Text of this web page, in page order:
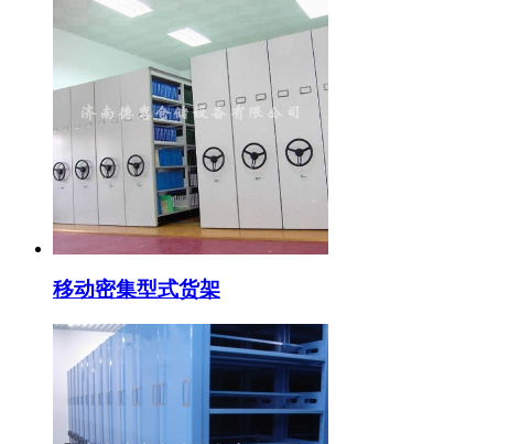
移动密集型式货架